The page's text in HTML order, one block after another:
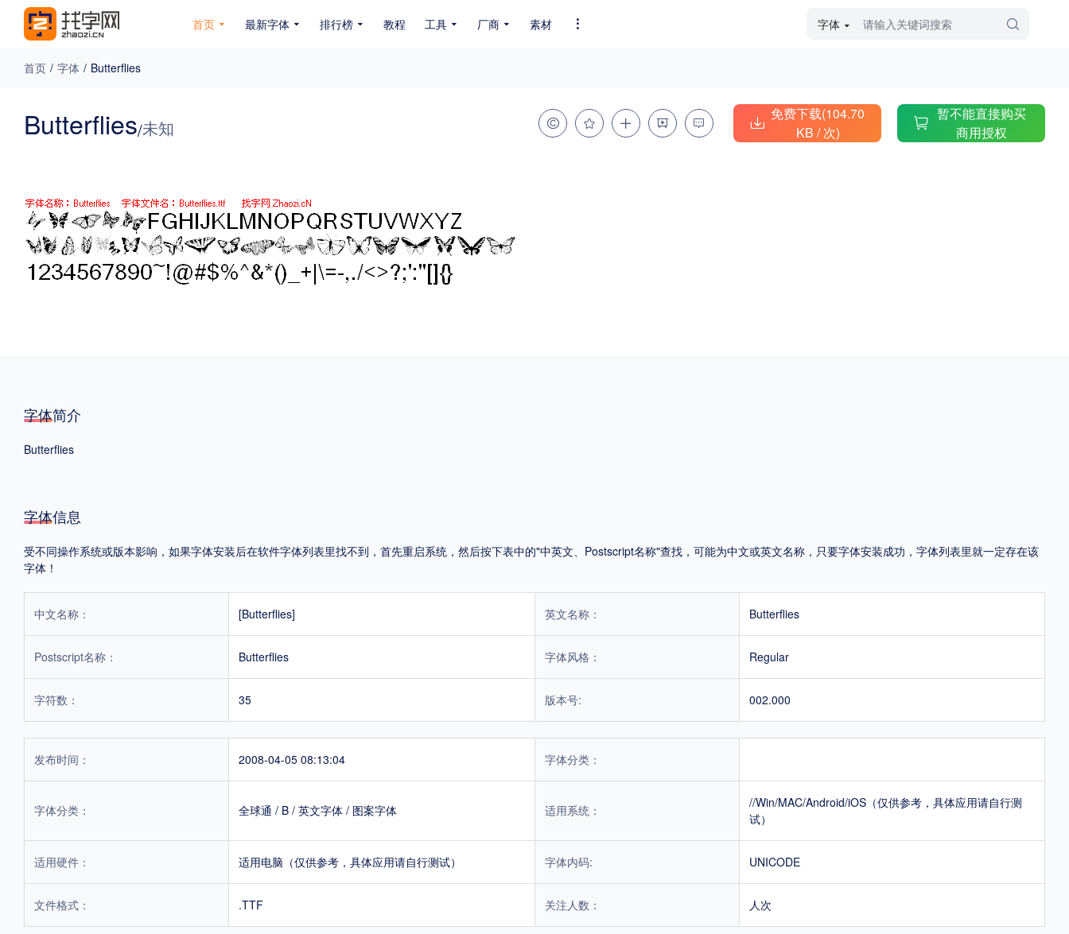
首页 最新字体
免费下载 收费下载 免费商用 GB18030 BIG5 SHIFT-JIS 硬笔手写 毛笔飞白 粉笔勾绘 个性书体
风格 粗细
.TTF
重要提示：本站提供的字体除标注“
排行榜 教程 工具 厂商 素材 字体
首页 / 字体 / Butterflies
Butterflies/未知
免费下载(104.70
KB /次)
暂不能直接购买
商用授权
字体简介
Butterflies
字体信息
受不同操作系统或版本影响，如果字体安装后在软件字体列表里找不到，首先重启系统，然后按下表中的"中英文、Postscript名称"查找，可能为中文或英文名称，只要字体安装成功，字体列表里就一定存在该
字体！
中文名称： [Butterflies] 英文名称： Butterflies
Postscript名称： Butterflies 字体风格： Regular
字符数： 35 版本号: 002.000
发布时间： 2008-04-05 08:13:04 字体分类：
字体分类： 全球通 / B / 英文字体 / 图案字体 适用系统：
//Win/MAC/Android/iOS（仅供参考，具体应用请自行测
试）
适用硬件： 适用电脑（仅供参考，具体应用请自行测试） 字体内码: UNICODE
文件格式： .TTF 关注人数： 人次